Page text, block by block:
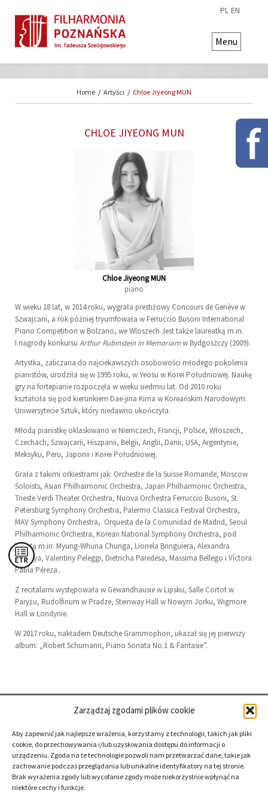
Zarządzaj zgodami plików cookie
Aby zapewnić jak najlepsze wrażenia, korzystamy z technologii, takich jak pliki
cookie, do przechowywania i/lub uzyskiwania dostępu do informacji o
urządzeniu. Zgoda na te technologie pozwoli nam przetwarzać dane, takie jak
zachowanie podczas przeglądania lub unikalne identyfikatory na tej stronie.
Brak wyrażenia zgody lub wycofanie zgody może niekorzystnie wpłynąć na
niektóre cechy i funkcje.
PL EN
Menu
Home / Artyści / Chloe Jiyeong MUN
CHLOE JIYEONG MUN
Chloe Jiyeong MUN
piano
W wieku 18 lat, w 2014 roku, wygrała prestiżowy Concours de Genève w
Szwajcarii, a rok później tryumfowała w Ferruccio Busoni International
Piano Competition w Bolzano, we Wloszech Jest także laureatką m.in.
I nagrody konkursu Arthur Rubinstein in Memoriamw Bydgoszczy (2009).
Artystka, zaliczana do najciekawszych osobowości młodego pokolenia
pianistów, urodziła się w 1995 roku, w Yeosu w Korei Południowej. Naukę
gry na fortepianie rozpoczęła w wieku siedmiu lat. Od 2010 roku
kształciła się pod kierunkiem Dae-jina Kima w Koreańskim Narodowym
Uniwersytecie Sztuk, który niedawno ukończyła.
Młodą pianistkę oklaskiwano w Niemczech, Francji, Polsce, Włoszech,
Czechach, Szwajcarii, Hiszpanii, Belgii, Anglii, Danii, USA, Argentynie,
Meksyku, Peru, Japonii i Korei Południowej.
Grała z takimi orkiestrami jak: Orchestre de la Suisse Romande, Moscow
Soloists, Asian Philharmonic Orchestra, Japan Philharmonic Orchestra,
Trieste Verdi Theater Orchestra, Nuova Orchestra Ferruccio Busoni, St.
Petersburg Symphony Orchestra, Palermo Classica Festival Orchestra,
MAV Symphony Orchestra, Orquesta de la Comunidad de Madrid, Seoul
Philharmonic Orchestra, Korean National Symphony Orchestra, pod
batutą m.in. Myung-Whuna Chunga, Lionela Bringuiera, Alexandra
Shelleya, Valentiny Peleggi, Dietricha Paredesa, Massima Bellego i Víctora
Pabla Péreza..
Z recitalami występowała w Gewandhausie w Lipsku, Salle Cortot w
Paryżu, Rudolfinum w Pradze, Steinway Hall w Nowym Jorku, Wigmore
Hall w Londynie.
W 2017 roku, nakładem Deutsche Grammophon, ukazał się jej pierwszy
album: „Robert Schumann, Piano Sonata No.1 & Fantasie”.
deklaracja